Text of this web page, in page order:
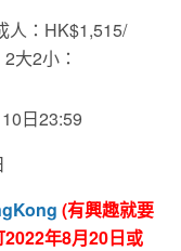
人：HK$1,515/
大2小：
日23:59
(有興趣就要
年8月20日或